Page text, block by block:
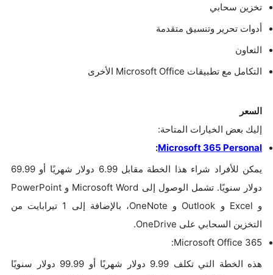
تخزين سحابي
أدوات تحرير وتنسيق متقدمة
التعاون
التكامل مع تطبيقات Microsoft Office الأخرى
السعر
إليك بعض الخيارات المتاحة:
Microsoft 365 Personal
:
يمكن للأفراد شراء هذا الخطة مقابل 6.99 دولار شهريًا أو 69.99
دولار سنويًا. تشمل الوصول إلى Microsoft Word و PowerPoint
و Excel و Outlook و OneNote، بالإضافة إلى 1 تيرابايت من
التخزين السحابي على OneDrive.
Microsoft Office 365:
هذه الخطة التي تكلف 9.99 دولار شهريًا أو 99.99 دولار سنويًا